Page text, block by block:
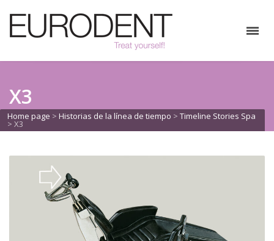
X3
Home page > Historias de la línea de tiempo > Timeline Stories Spa
> X3